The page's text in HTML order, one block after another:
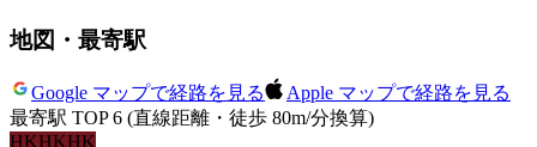
地図・最寄駅
Google マップで経路を見る
Apple マップで経路を見る
最寄駅 TOP 6 (直線距離・徒歩 80m/分換算)
HKHKHK